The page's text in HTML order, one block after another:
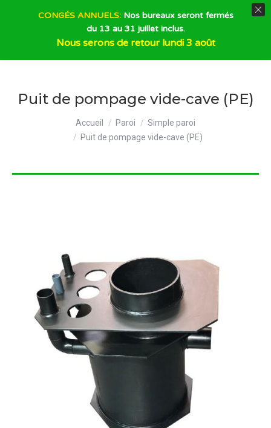
Puit de pompage vide-cave (PE)
Accueil Paroi
Simple paroi
Puit de pompage vide-cave (PE)
CONGÉS ANNUELS:Nos bureaux seront fermés
du 13 au 31 juillet inclus.
Nous serons de retour lundi 3 août